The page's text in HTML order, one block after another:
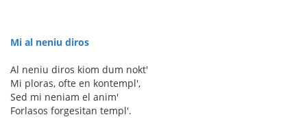
Mi al neniu diros
Al neniu diros kiom dum nokt'
Mi ploras, ofte en kontempl',
Sed mi neniam el anim'
Forlasos forgesitan templ'.